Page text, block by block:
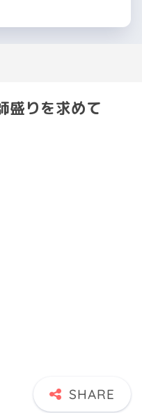
盛りを求めて